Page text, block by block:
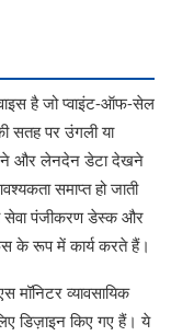
है जो प्वाइंट-ऑफ-सेल
सतह पर उंगली या
और लेनदेन डेटा देखने
समाप्त हो जाती
सेवा पंजीकरण डेस्क और
के रूप में कार्य करते हैं।
मॉनिटर व्यावसायिक
डिज़ाइन किए गए हैं। ये